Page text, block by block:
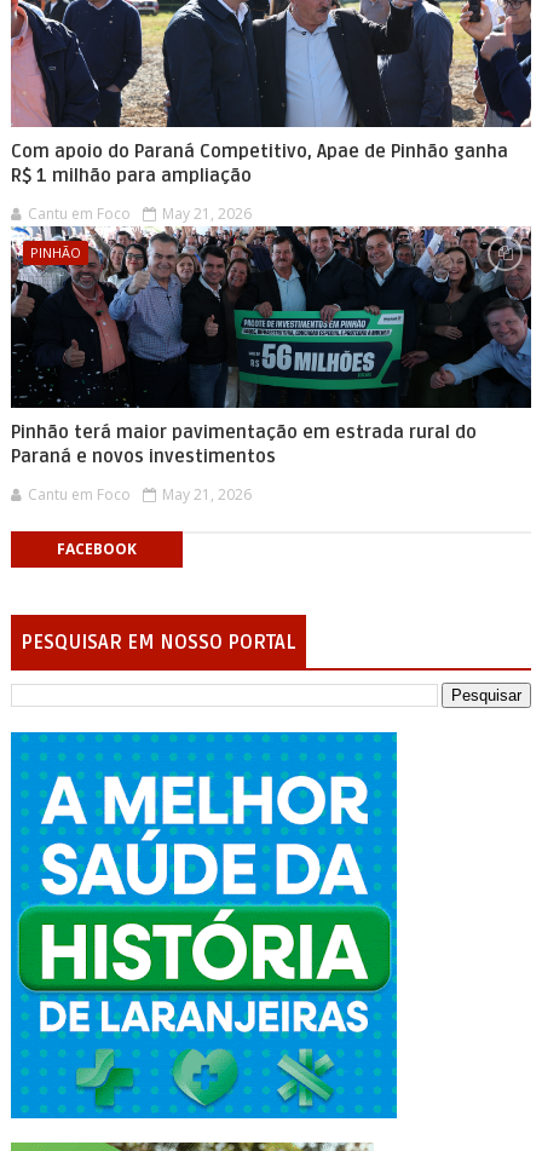
Com apoio do Paraná Competitivo, Apae de Pinhão ganha
R$ 1 milhão para ampliação
Cantu em Foco May 21, 2026
PINHÃO
Pinhão terá maior pavimentação em estrada rural do
Paraná e novos investimentos
Cantu em Foco May 21, 2026
FACEBOOK
PESQUISAR EM NOSSO PORTAL